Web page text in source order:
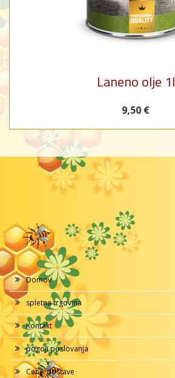
Laneno olje 1l
9,50 €
Domov
spletna trgovina
Kontakt
pogoji poslovanja
Cenik dostave